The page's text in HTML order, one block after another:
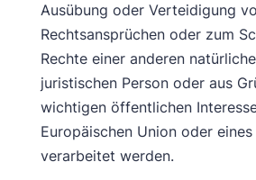
Ausübung oder Verteidigung
Rechtsansprüchen oder zum
Rechte einer anderen
juristischen Person oder aus
wichtigen öffentlichen
Europäischen Union oder
verarbeitet werden.